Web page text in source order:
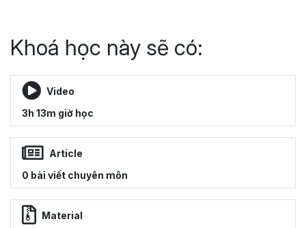
Khoá học này sẽ có:
Video
3h 13m giờ học
Article
0 bài viết chuyên môn
Material